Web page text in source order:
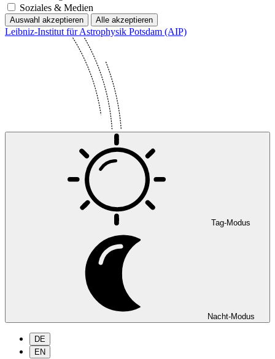
Soziales & Medien
Auswahl akzeptieren Alle akzeptieren
Leibniz-Institut für Astrophysik Potsdam (AIP)
Tag-Modus
Nacht-Modus
DE
EN